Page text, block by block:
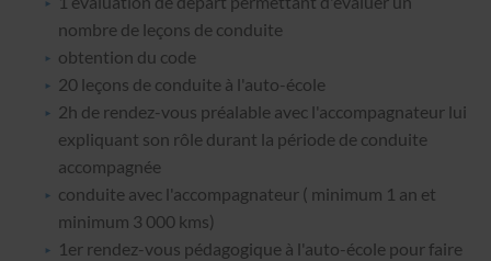
nombre de leçons de conduite
obtention du code
20 leçons de conduite à l'auto-école
2h de rendez-vous préalable avec l'accompagnateur lui
expliquant son rôle durant la période de conduite
accompagnée
conduite avec l'accompagnateur ( minimum 1 an et
minimum 3 000 kms)
1er rendez-vous pédagogique à l'auto-école pour faire